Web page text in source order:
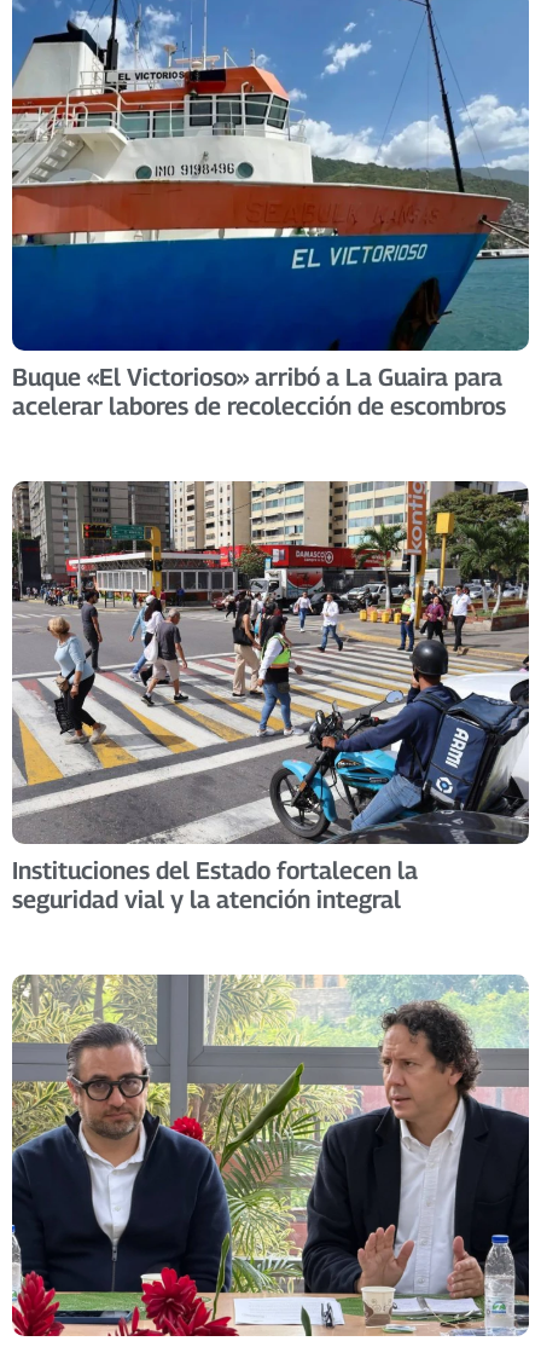
Buque «El Victorioso» arribó a La Guaira para
acelerar labores de recolección de escombros ​
Instituciones del Estado fortalecen la
seguridad vial y la atención integral